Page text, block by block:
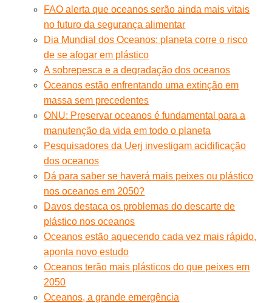
FAO alerta que oceanos serão ainda mais vitais
no futuro da segurança alimentar
Dia Mundial dos Oceanos: planeta corre o risco
de se afogar em plástico
A sobrepesca e a degradação dos oceanos
Oceanos estão enfrentando uma extinção em
massa sem precedentes
ONU: Preservar oceanos é fundamental para a
manutenção da vida em todo o planeta
Pesquisadores da Uerj investigam acidificação
dos oceanos
Dá para saber se haverá mais peixes ou plástico
nos oceanos em 2050?
Davos destaca os problemas do descarte de
plástico nos oceanos
Oceanos estão aquecendo cada vez mais rápido,
aponta novo estudo
Oceanos terão mais plásticos do que peixes em
2050
Oceanos, a grande emergência